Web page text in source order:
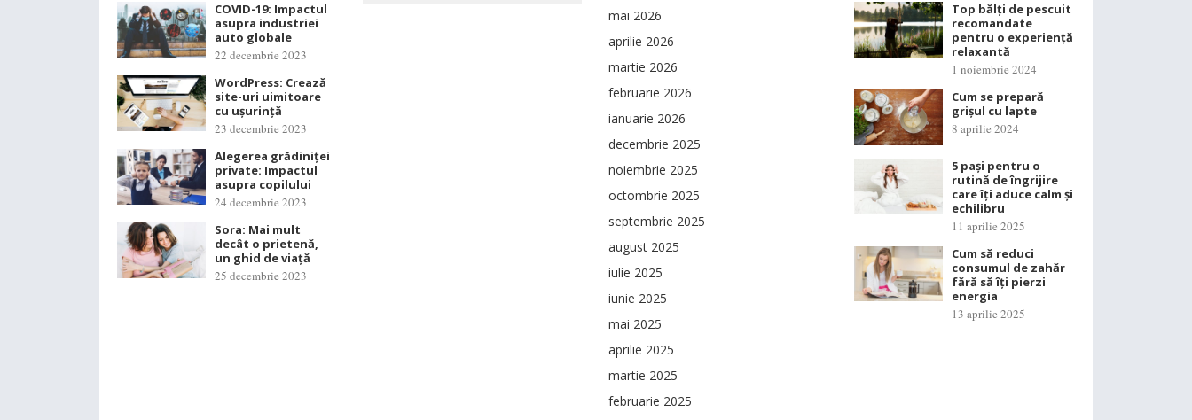
COVID-19: Impactul
asupra industriei
auto globale
22 decembrie 2023
WordPress: Crează
site-uri uimitoare
cu ușurință
23 decembrie 2023
Alegerea grădiniței
private: Impactul
asupra copilului
24 decembrie 2023
Sora: Mai mult
decât o prietenă,
un ghid de viață
25 decembrie 2023
mai 2026
aprilie 2026
martie 2026
februarie 2026
ianuarie 2026
decembrie 2025
noiembrie 2025
octombrie 2025
septembrie 2025
august 2025
iulie 2025
iunie 2025
mai 2025
aprilie 2025
martie 2025
februarie 2025
Top bălți de pescuit
recomandate
pentru o experiență
relaxantă
1 noiembrie 2024
Cum se prepară
grișul cu lapte
8 aprilie 2024
5 pași pentru o
rutină de îngrijire
care îți aduce calm și
echilibru
11 aprilie 2025
Cum să reduci
consumul de zahăr
fără să îți pierzi
energia
13 aprilie 2025